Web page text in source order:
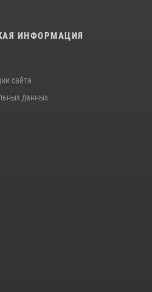
ИНФОРМАЦИЯ
сайта
данных